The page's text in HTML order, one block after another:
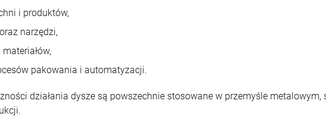
i produktów,
narzędzi,
pakowania i automatyzacji.
działania dysze są powszechnie stosowane w przemyśle